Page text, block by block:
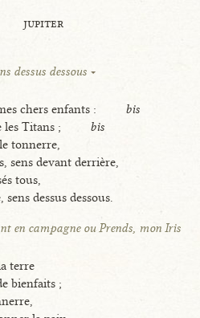
jupiter
dessus dessous
chers enfants :
bis
les Titans ;
bis
tonnerre,
sens devant derrière,
tous,
dessus dessous.
en campagne ou Prends, mon Iris
terre
bienfaits ;